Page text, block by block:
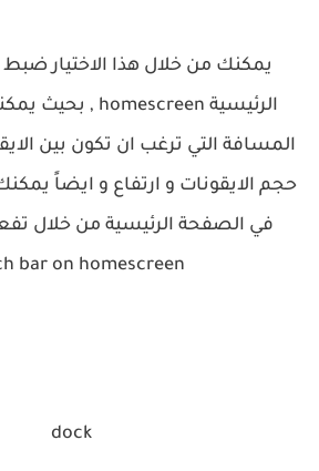
يمكنك من خلال هذا الاختيار ضبط
الرئيسية homescreen , بحيث
المسافة التي ترغب ان تكون بين
حجم الايقونات و ارتفاع و ايضاً
bar on homescreen
dock